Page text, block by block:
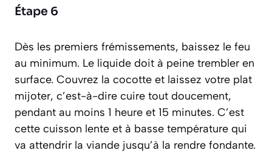
Étape 6
Dès les premiers frémissements, baissez le feu
au minimum. Le liquide doit à peine trembler en
surface. Couvrez la cocotte et laissez votre plat
mijoter, c’est-à-dire cuire tout doucement,
pendant au moins 1 heure et 15 minutes. C’est
cette cuisson lente et à basse température qui
va attendrir la viande jusqu’à la rendre fondante.